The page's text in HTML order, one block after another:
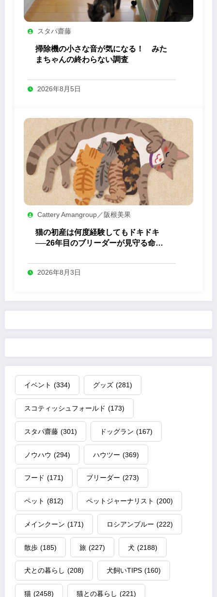
スタパ齋藤
掃除機の小さな音が気になる！ みた
まちゃんの終わらない調査
2026年8月5日
Cattery Amangroup／阪根美果
猫の初産は何度経験してもドキドキ
──26年目のブリーダーが見守る命の
2026年8月3日
イベント (334) グッズ (281)
スコティッシュフォールド (173)
スタパ齋藤 (301) ドッグラン (167)
ノウハウ (294) ハウツー (369)
フード (171) ブリーダー (273)
ペット (812) ペットジャーナリスト (200)
メインクーン (171) ロシアンブルー (222)
散歩 (185) 旅 (227) 犬 (2188)
犬との暮らし (208) 犬飼いTIPS (160)
猫 (2458) 猫との暮らし (221)